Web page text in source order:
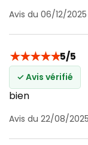
Avis du 06/12/
★★★★★5/5
✓ Avis vérifié
bien
Avis du 22/08/